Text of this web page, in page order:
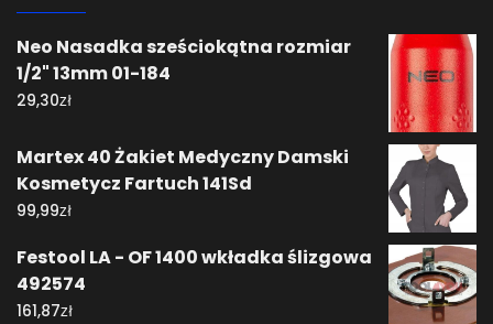
Neo Nasadka sześciokątna rozmiar
1/2" 13mm 01-184
29,30zł
Martex 40 Żakiet Medyczny Damski
Kosmetycz Fartuch 141Sd
99,99zł
Festool LA - OF 1400 wkładka ślizgowa
492574
161,87zł